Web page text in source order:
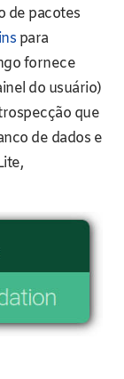
de pacotes
para
fornece
do usuário)
que
de dados e